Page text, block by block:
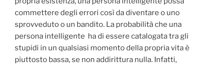
commettere degli errori così da diventare o uno
sprovveduto o un bandito. La probabilità che una
persona intelligente ha di essere catalogata tra gli
stupidi in un qualsiasi momento della propria vita è
piuttosto bassa, se non addirittura nulla. Infatti,